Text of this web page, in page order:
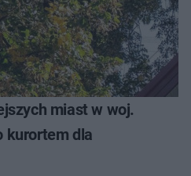
miast w woj.
kurortem dla